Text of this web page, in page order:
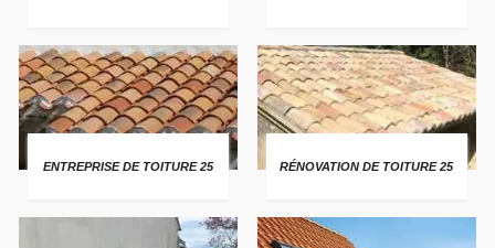
ENTREPRISE DE TOITURE 25 RÉNOVATION DE TOITURE 25